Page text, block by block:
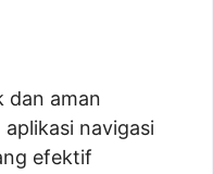
dan aman
aplikasi navigasi
efektif